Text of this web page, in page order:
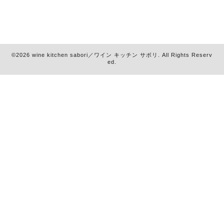
©2026 wine kitchen sabori／ワイン キッチン サボリ
. All Rights Reserv
ed.